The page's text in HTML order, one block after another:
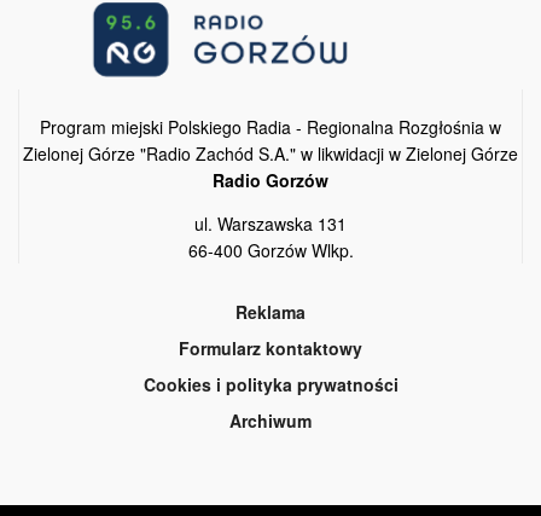
Program miejski Polskiego Radia - Regionalna Rozgłośnia w
Zielonej Górze "Radio Zachód S.A." w likwidacji w Zielonej Górze
Radio Gorzów
ul. Warszawska 131
66-400 Gorzów Wlkp.
Reklama
Formularz kontaktowy
Cookies i polityka prywatności
Archiwum